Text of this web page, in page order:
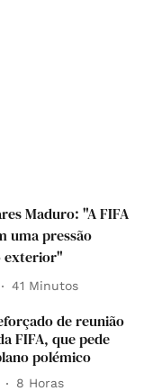
Maduro: "A FIFA
uma pressão
exterior"
41 Minutos
de reunião
FIFA, que pede
polémico
8 Horas